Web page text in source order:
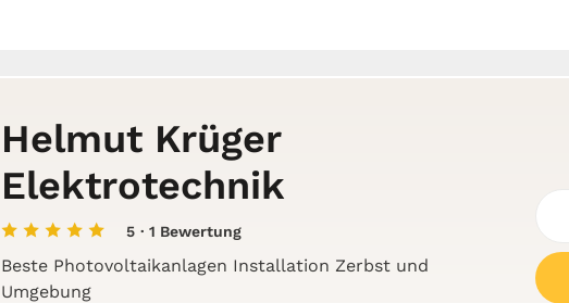
Helmut Krüger
Elektrotechnik
5 · 1 Bewertung
Beste Photovoltaikanlagen Installation Zerbst und
Umgebung